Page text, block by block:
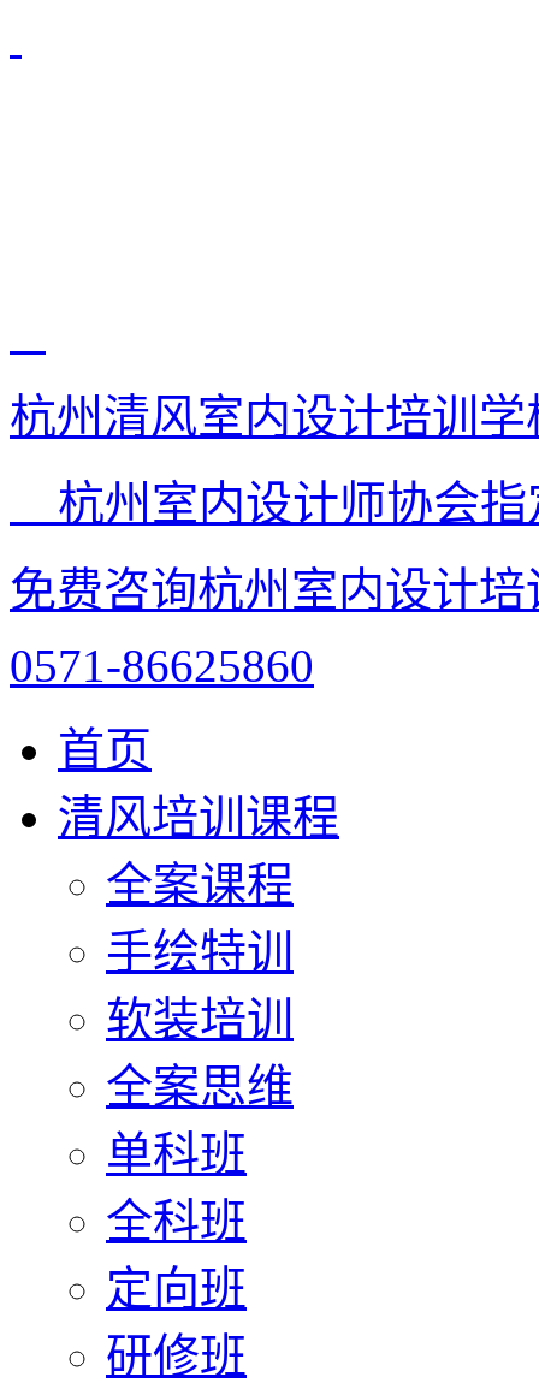
杭州清风室内设计培训学
杭州室内设计师协会
免费咨询杭州室内设计
0571-86625860
首页
清风培训课程
全案课程
手绘特训
软装培训
全案思维
单科班
全科班
定向班
研修班